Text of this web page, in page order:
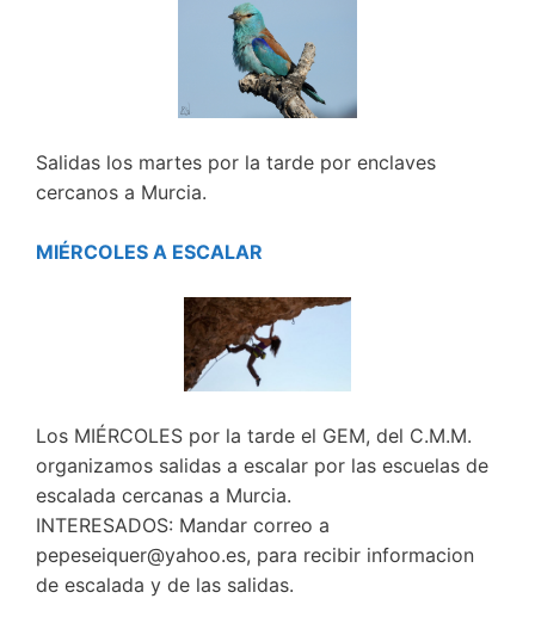
Salidas los martes por la tarde por enclaves
cercanos a Murcia.
MIÉRCOLES A ESCALAR
Los MIÉRCOLES por la tarde el GEM, del C.M.M.
organizamos salidas a escalar por las escuelas de
escalada cercanas a Murcia.
INTERESADOS: Mandar correo a
pepeseiquer@yahoo.es, para recibir informacion
de escalada y de las salidas.